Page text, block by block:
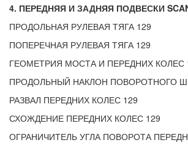
4. ПЕРЕДНЯЯ И ЗАДНЯЯ ПОДВЕСКИ
ПРОДОЛЬНАЯ РУЛЕВАЯ ТЯГА 129
ПОПЕРЕЧНАЯ РУЛЕВАЯ ТЯГА 129
ГЕОМЕТРИЯ МОСТА И ПЕРЕДНИХ КОЛЕС
ПРОДОЛЬНЫЙ НАКЛОН ПОВОРОТНОГО
РАЗВАЛ ПЕРЕДНИХ КОЛЕС 129
СХОЖДЕНИЕ ПЕРЕДНИХ КОЛЕС 129
ОГРАНИЧИТЕЛЬ УГЛА ПОВОРОТА